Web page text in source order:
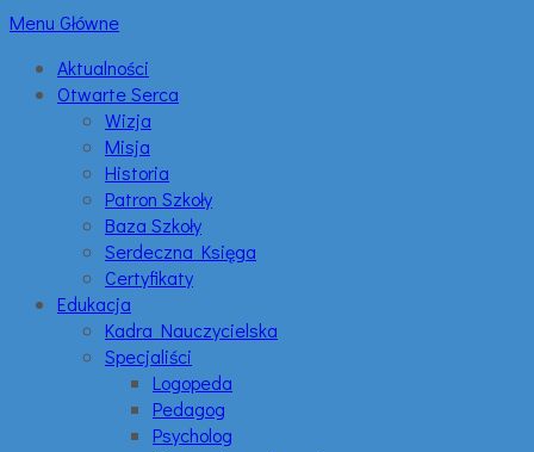
Menu Główne
Aktualności
Otwarte Serca
Wizja
Misja
Historia
Patron Szkoły
Baza Szkoły
Serdeczna Księga
Certyfikaty
Edukacja
Kadra Nauczycielska
Specjaliści
Logopeda
Pedagog
Psycholog